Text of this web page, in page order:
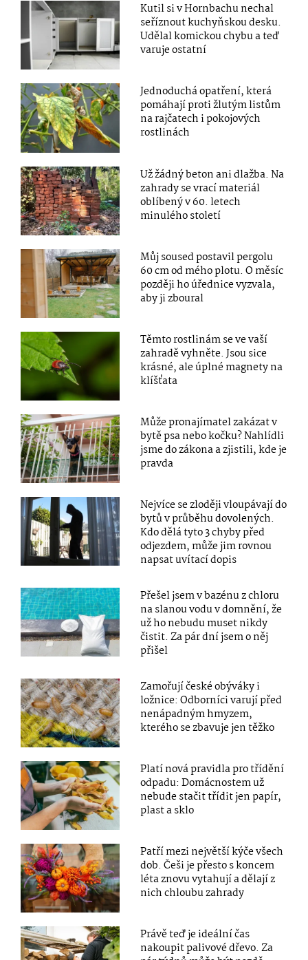
Kutil si v Hornbachu nechal
seříznout kuchyňskou desku.
Udělal komickou chybu a teď
varuje ostatní
Jednoduchá opatření, která
pomáhají proti žlutým listům
na rajčatech i pokojových
rostlinách
Už žádný beton ani dlažba. Na
zahrady se vrací materiál
oblíbený v 60. letech
minulého století
Můj soused postavil pergolu
60 cm od mého plotu. O měsíc
později ho úřednice vyzvala,
aby ji zboural
Těmto rostlinám se ve vaší
zahradě vyhněte. Jsou sice
krásné, ale úplné magnety na
klíšťata
Může pronajímatel zakázat v
bytě psa nebo kočku? Nahlídli
jsme do zákona a zjistili, kde je
pravda
Nejvíce se zloději vloupávají do
bytů v průběhu dovolených.
Kdo dělá tyto 3 chyby před
odjezdem, může jim rovnou
napsat uvítací dopis
Přešel jsem v bazénu z chloru
na slanou vodu v domnění, že
už ho nebudu muset nikdy
čistit. Za pár dní jsem o něj
přišel
Zamořují české obýváky i
ložnice: Odborníci varují před
nenápadným hmyzem,
kterého se zbavuje jen těžko
Platí nová pravidla pro třídění
odpadu: Domácnostem už
nebude stačit třídit jen papír,
plast a sklo
Patří mezi největší kýče všech
dob. Češi je přesto s koncem
léta znovu vytahují a dělají z
nich chloubu zahrady
Právě teď je ideální čas
nakoupit palivové dřevo. Za